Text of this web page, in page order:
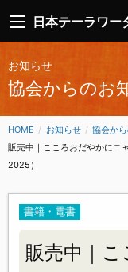
日本テーラワー
お知らせ
協会からのお
HOME お知らせ
協会か
CURRENT:
販売中｜こころおだやかにニ
2025）
書籍・電書
販売中｜